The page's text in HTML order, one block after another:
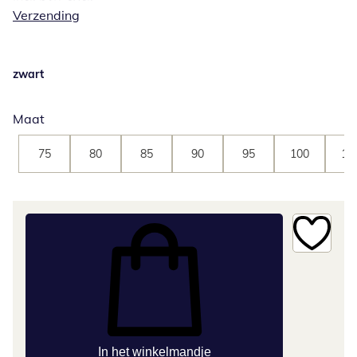
Verzending
zwart
Maat
75 80 85 90 95 100
In het winkelmandje